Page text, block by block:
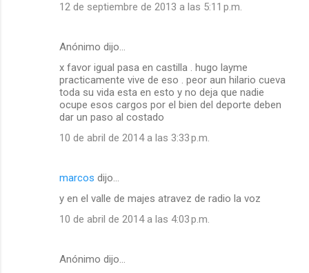
12 de septiembre de 2013 a las 5:11 p.m.
Anónimo dijo…
x favor igual pasa en castilla . hugo layme
practicamente vive de eso . peor aun hilario cueva
toda su vida esta en esto y no deja que nadie
ocupe esos cargos por el bien del deporte deben
dar un paso al costado
10 de abril de 2014 a las 3:33 p.m.
marcos dijo…
y en el valle de majes atravez de radio la voz
10 de abril de 2014 a las 4:03 p.m.
Anónimo dijo…